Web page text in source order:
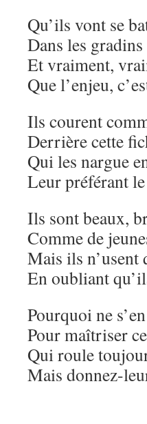
Qu’ils vont se
Dans les
Et vraiment,
Que l’enjeu,
Ils courent
Derrière cette
Qui les nargue
Leur préférant
Ils sont beaux,
Comme de
Mais ils n’usent
En oubliant
Pourquoi ne
Pour maîtriser
Qui roule
Mais donnez-